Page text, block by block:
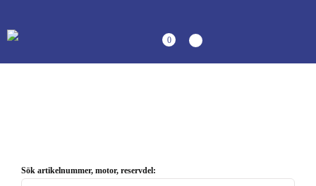
0
Sök artikelnummer, motor, reservdel: